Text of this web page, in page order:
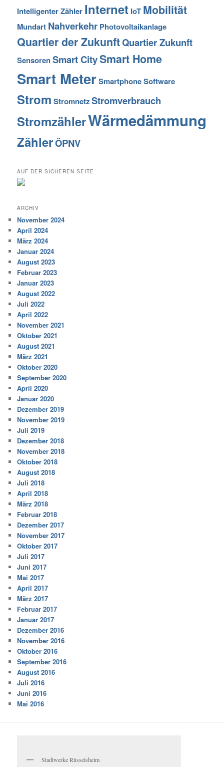
Intelligenter Zähler Internet IoT Mobilität
Mundart Nahverkehr Photovoltaikanlage
Quartier der ZukunftQuartier Zukunft
SensorenSmart CitySmart Home
Smart MeterSmartphoneSoftware
Strom StromnetzStromverbrauch
StromzählerWärmedämmung
ZählerÖPNV
AUF DER SICHEREN SEITE
ARCHIV
November 2024
April 2024
März 2024
Januar 2024
August 2023
Februar 2023
Januar 2023
August 2022
Juli 2022
April 2022
November 2021
Oktober 2021
August 2021
März 2021
Oktober 2020
September 2020
April 2020
Januar 2020
Dezember 2019
November 2019
Juli 2019
Dezember 2018
November 2018
Oktober 2018
August 2018
Juli 2018
April 2018
März 2018
Februar 2018
Dezember 2017
November 2017
Oktober 2017
Juli 2017
Juni 2017
Mai 2017
April 2017
März 2017
Februar 2017
Januar 2017
Dezember 2016
November 2016
Oktober 2016
September 2016
August 2016
Juli 2016
Juni 2016
Mai 2016
Stadtwerke Rüsselsheim